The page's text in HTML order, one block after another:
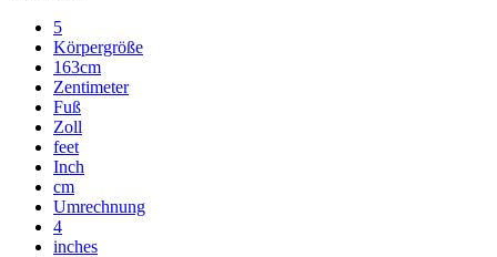
5
Körpergröße
163cm
Zentimeter
Fuß
Zoll
feet
Inch
cm
Umrechnung
4
inches